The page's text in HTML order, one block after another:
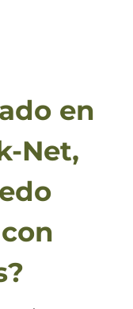
en
Net,